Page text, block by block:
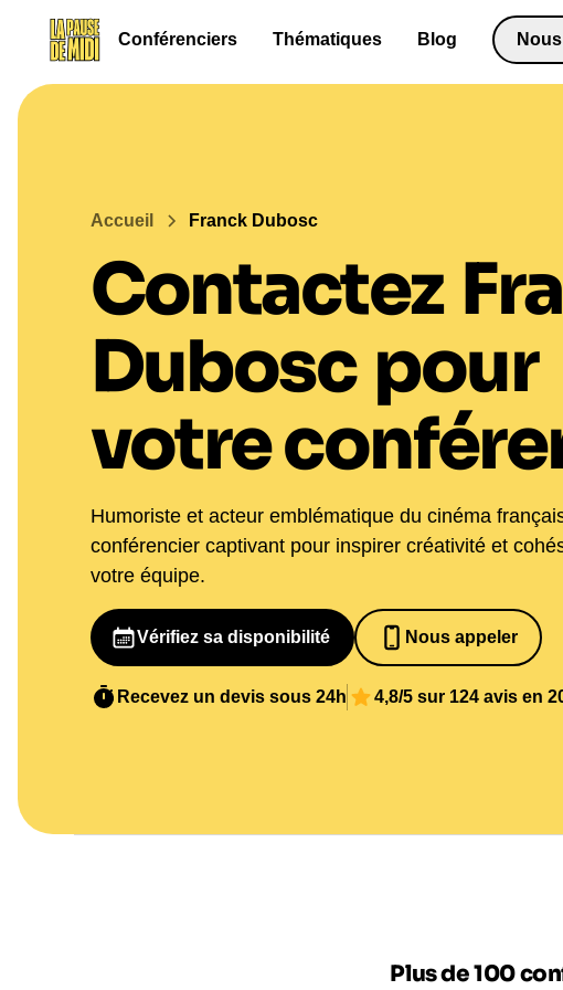
Conférenciers Thématiques Blog
Accueil Franck Dubosc
Contactez
Dubosc pour
votre
Humoriste et acteur emblématique du cinéma
conférencier captivant pour inspirer créativité et
votre équipe.
Vérifiez sa disponibilité
Nous appeler
0652698481
Recevez un devis sous 24h
4,8/5 sur 124 avis en
Plus de 100